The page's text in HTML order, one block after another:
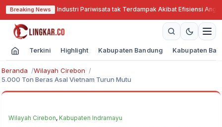
Breaking News
Solusi Agar Industri Pariwisata tak Terdampak Akibat Efisiensi
Terkini Highlight Kabupaten Bandung Kabupaten
Beranda
Wilayah Cirebon
5.000 Ton Beras Asal Vietnam Turun Mutu
Wilayah Cirebon, Kabupaten Indramayu